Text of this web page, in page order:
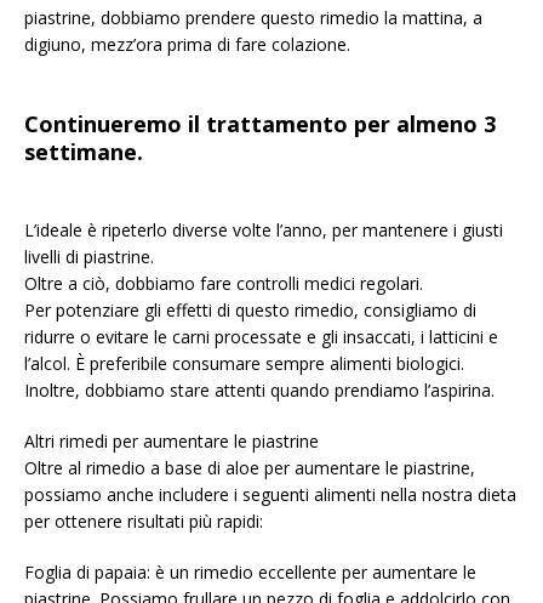
piastrine, dobbiamo prendere questo rimedio la mattina, a
digiuno, mezz’ora prima di fare colazione.
Continueremo il trattamento per almeno 3
settimane.
L’ideale è ripeterlo diverse volte l’anno, per mantenere i giusti
livelli di piastrine.
Oltre a ciò, dobbiamo fare controlli medici regolari.
Per potenziare gli effetti di questo rimedio, consigliamo di
ridurre o evitare le carni processate e gli insaccati, i latticini e
l’alcol. È preferibile consumare sempre alimenti biologici.
Inoltre, dobbiamo stare attenti quando prendiamo l’aspirina.
Altri rimedi per aumentare le piastrine
Oltre al rimedio a base di aloe per aumentare le piastrine,
possiamo anche includere i seguenti alimenti nella nostra dieta
per ottenere risultati più rapidi:
Foglia di papaia: è un rimedio eccellente per aumentare le